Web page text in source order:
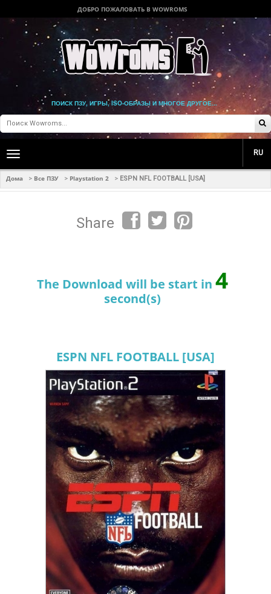
ДОБРО ПОЖАЛОВАТЬ В WOWROMS
ПОИСК ПЗУ, ИГРЫ, ISO-ОБРАЗЫ И МНОГОЕ ДРУГОЕ...
Toggle
navigation
RU
Дома > Все ПЗУ > Playstation 2 > ESPN NFL FOOTBALL [USA]
Share
The Download will be start in 3
second(s)
ESPN NFL FOOTBALL [USA]